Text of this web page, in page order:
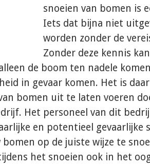
snoeien van bomen is
Iets dat bijna niet
worden zonder de
Zonder deze kennis
de boom ten nadele
in gevaar komen. Het is
bomen uit te laten voeren
Het personeel van dit
en potentieel gevaarlijke
bomen op de juiste wijze te
het snoeien ook in het